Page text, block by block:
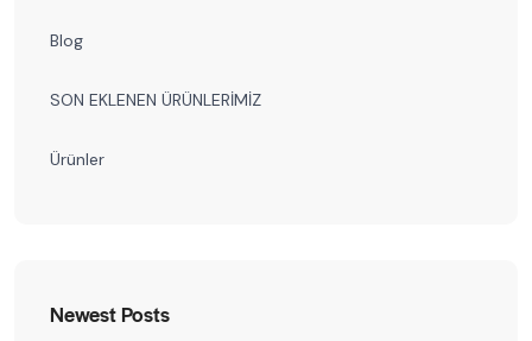
Blog
SON EKLENEN ÜRÜNLERİMİZ
Ürünler
Newest Posts